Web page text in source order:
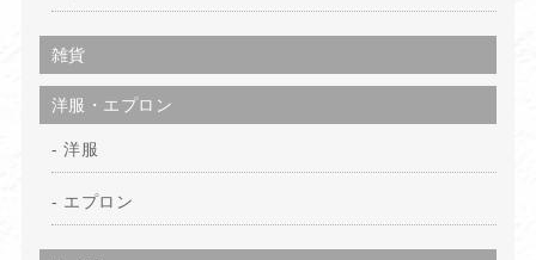
雑貨
洋服・エプロン
洋服
エプロン